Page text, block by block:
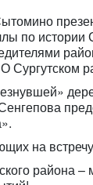
по истории
Сургутском
на
района